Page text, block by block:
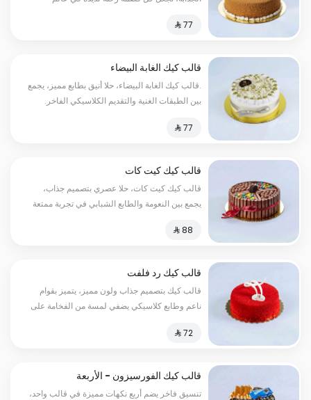
قالب كيك الغابة البيضاء
.قالب كيك الغابة البيضاء، حلا أنيق بطابع مميز، يجمع
بين الطبقات الغنية والتقديم الكلاسيكي الفاخر.
قالب كيك كيت كات
قالب كيك كيت كات، حلا عصري بتصميم جذاب،
يجمع بين النعومة والطابع الشبابي في تجربة ممتعة
قالب كيك رد فلفت
قالب كيك بتصميم جذاب ولون مميز، يتميز بقوام
ناعم وطابع كلاسيكي يضفي لمسة من الفخامة على
⁨⁦‪‬ 72⁩
قالب كيك الفورسيزون - الأربعة
مواسم
تنسيق فاخر يضم أربع نكهات مميزة في قالب واحد،